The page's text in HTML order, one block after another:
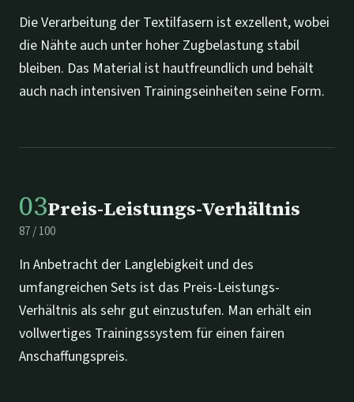
Die Verarbeitung der Textilfasern ist exzellent, wobei
die Nähte auch unter hoher Zugbelastung stabil
bleiben. Das Material ist hautfreundlich und behält
auch nach intensiven Trainingseinheiten seine Form.
03Preis-Leistungs-Verhältnis
87/100
In Anbetracht der Langlebigkeit und des
umfangreichen Sets ist das Preis-Leistungs-
Verhältnis als sehr gut einzustufen. Man erhält ein
vollwertiges Trainingssystem für einen fairen
Anschaffungspreis.